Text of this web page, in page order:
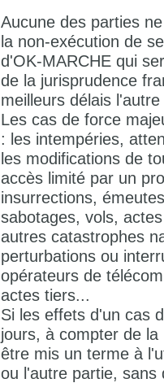
Aucune des parties
la non-exécution de
d'OK-MARCHE qui
de la jurisprudence
meilleurs délais
Les cas de force
: les intempéries,
les modifications de
accès limité par un
insurrections,
sabotages, vols,
autres catastrophes
perturbations ou
opérateurs de
actes tiers...
Si les effets d'un cas
jours, à compter de
être mis un terme à
ou l'autre partie, sans